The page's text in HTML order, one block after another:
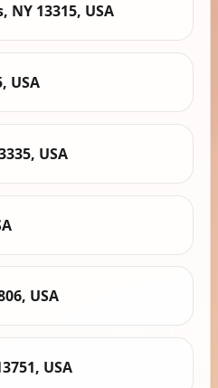
13315, USA
USA
USA
USA
USA